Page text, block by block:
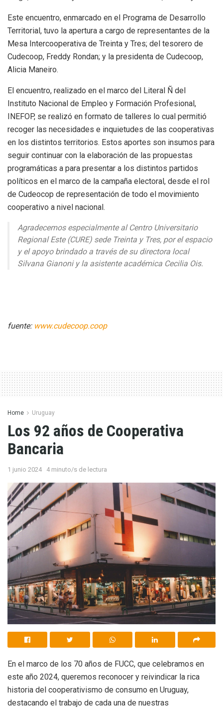
Este encuentro, enmarcado en el Programa de Desarrollo
Territorial, tuvo la apertura a cargo de representantes de la
Mesa Intercooperativa de Treinta y Tres; del tesorero de
Cudecoop, Freddy Rondan; y la presidenta de Cudecoop,
Alicia Maneiro.
El encuentro, realizado en el marco del Literal Ñ del
Instituto Nacional de Empleo y Formación Profesional,
INEFOP, se realizó en formato de talleres lo cual permitió
recoger las necesidades e inquietudes de las cooperativas
en los distintos territorios. Estos aportes son insumos para
seguir continuar con la elaboración de las propuestas
programáticas a para presentar a los distintos partidos
políticos en el marco de la campaña electoral, desde el rol
de Cudeocop de representación de todo el movimiento
cooperativo a nivel nacional.
Agradecemos especialmente al Centro Universitario
Regional Este (CURE) sede Treinta y Tres, por el espacio
y el apoyo brindado a través de su directora local
Silvana Gianoni y la asistente académica Cecilia Ois.
fuente: www.cudecoop.coop
Home Uruguay
Los 92 años de Cooperativa
Bancaria
1 junio 2024 4 minuto/s de lectura
En el marco de los 70 años de FUCC, que celebramos en
este año 2024, queremos reconocer y reivindicar la rica
historia del cooperativismo de consumo en Uruguay,
destacando el trabajo de cada una de nuestras